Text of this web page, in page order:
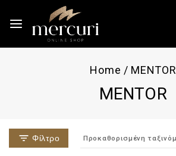
Home / MENTOR
MENTOR
Φίλτρο